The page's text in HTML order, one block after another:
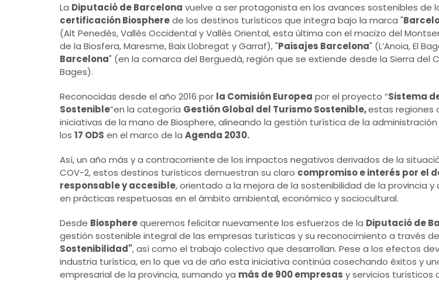
La Diputació de Barcelona vuelve a ser protagonista en los avances sostenibles de
certificación Biospherede los destinos turísticos que integra bajo la marca "
(Alt Penedès, Vallès Occidental y Vallès Oriental, esta última con el macizo del
de la Biosfera, Maresme, Baix Llobregat y Garraf), "Paisajes Barcelona" (L’Anoia, El
Barcelona" (en la comarca del Berguedà, región que se extiende desde la Sierra del
Bages).
Reconocidas desde el año 2016 por la Comisión Europea por el proyecto “Sistema
Sostenible”en la categoría Gestión Global del Turismo Sostenible,estas regiones
iniciativas de la mano de Biosphere, alineando la gestión turística de la
los 17 ODS en el marco de la Agenda 2030.
Así, un año más y a contracorriente de los impactos negativos derivados de la
COV-2, estos destinos turísticos demuestran su claro compromiso e interés por el
responsable y accesible, orientado a la mejora de la sostenibilidad de la provincia
en prácticas respetuosas en el ámbito ambiental, económico y sociocultural.
Desde Biospherequeremos felicitar nuevamente los esfuerzos de la Diputació de
gestión sostenible integral de las empresas turísticas y su reconocimiento a través
Sostenibilidad", así como el trabajo colectivo que desarrollan. Pese a los efectos
industria turística, en lo que va de año esta iniciativa continúa cosechando éxitos y
empresarial de la provincia, sumando ya más de 900 empresas y servicios turísticos